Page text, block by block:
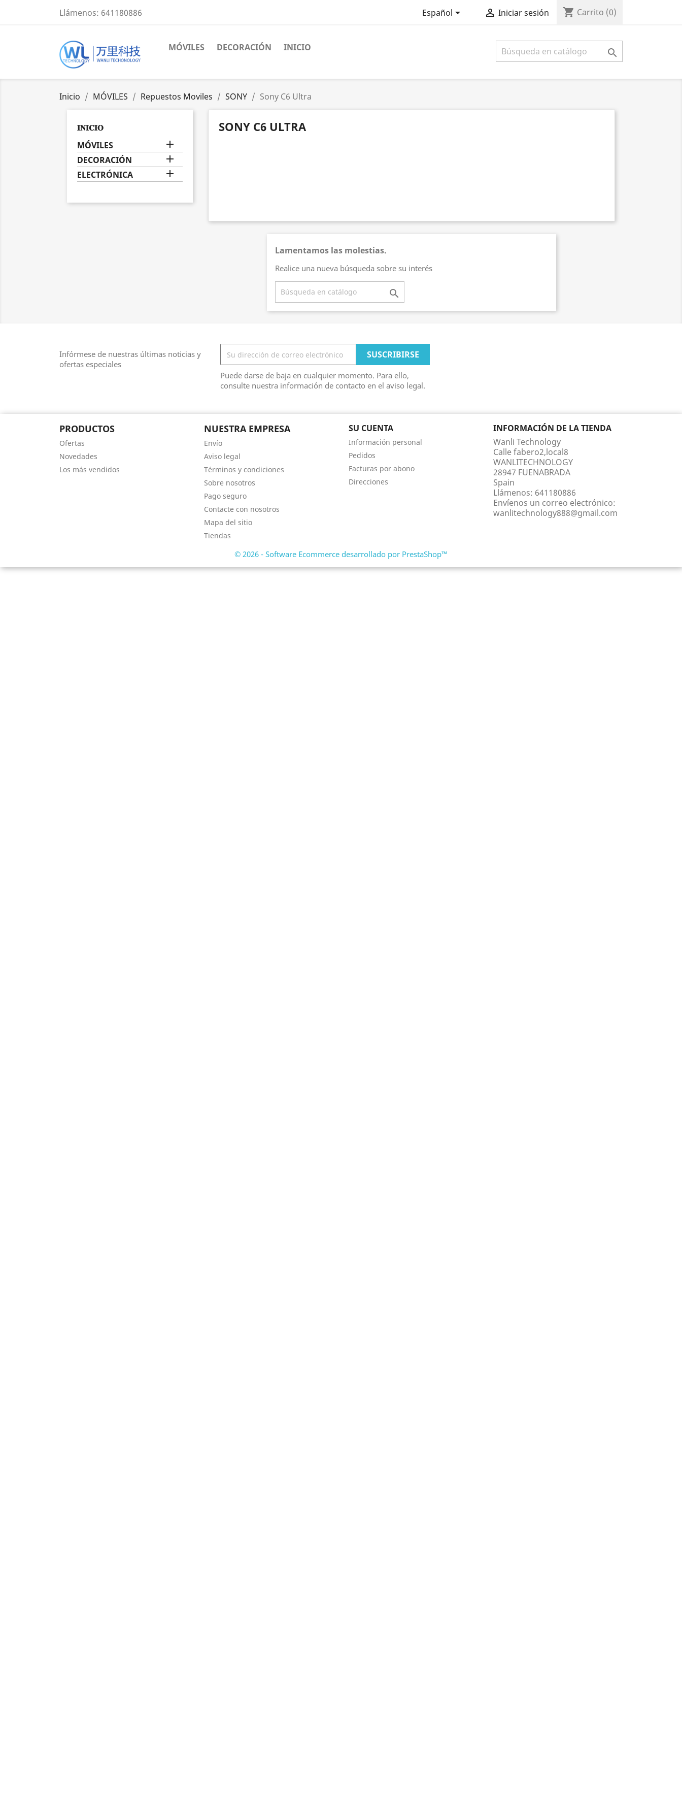
Llámenos: 641180886 Español  Iniciar sesión shopping_cart Carrito (0)
MÓVILES DECORACIÓN INICIO 
Inicio MÓVILES Repuestos Moviles SONY Sony C6 Ultra
𝐈𝐍𝐈𝐂𝐈𝐎
MÓVILES 
DECORACIÓN 
ELECTRÓNICA 
SONY C6 ULTRA
Lamentamos las molestias.
Realice una nueva búsqueda sobre su interés

Infórmese de nuestras últimas noticias y
ofertas especiales
Puede darse de baja en cualquier momento. Para ello,
consulte nuestra información de contacto en el aviso legal.
PRODUCTOS
Ofertas
Novedades
Los más vendidos
NUESTRA EMPRESA
Envío
Aviso legal
Términos y condiciones
Sobre nosotros
Pago seguro
Contacte con nosotros
Mapa del sitio
Tiendas
SU CUENTA
Información personal
Pedidos
Facturas por abono
Direcciones
INFORMACIÓN DE LA TIENDA
Wanli Technology
Calle fabero2,local8
WANLITECHNOLOGY
28947 FUENABRADA
Spain
Llámenos: 641180886
Envíenos un correo electrónico:
wanlitechnology888@gmail.com
© 2026 - Software Ecommerce desarrollado por PrestaShop™